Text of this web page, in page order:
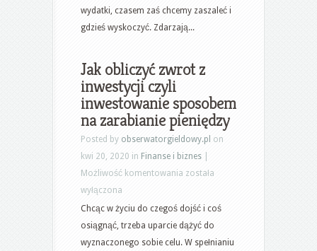
jest
w
trudna
kredytowa
wydatki, czasem zaś chcemy zaszaleć i
gdzieś wyskoczyć. Zdarzają...
Jak obliczyć zwrot z
inwestycji czyli
inwestowanie sposobem
na zarabianie pieniędzy
Posted by obserwatorgieldowy.pl on
kwi 20, 2020 in Finanse i biznes
Możliwość komentowania Jak
zwrot
z
inwestycji
została
wyłączona
Chcąc w życiu do czegoś dojść i coś
osiągnąć, trzeba uparcie dążyć do
wyznaczonego sobie celu. W spełnianiu